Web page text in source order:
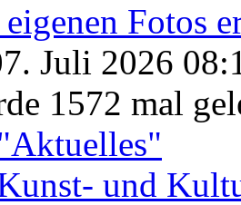
Fotos
Juli 2026
1572 mal
und